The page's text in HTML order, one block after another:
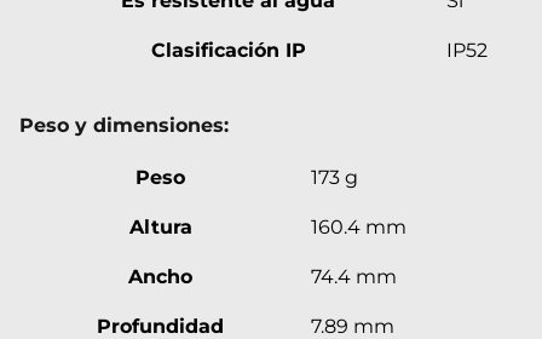
Clasificación IP IP52
Peso y dimensiones:
Peso 173 g
Altura 160.4 mm
Ancho 74.4 mm
Profundidad 7.89 mm